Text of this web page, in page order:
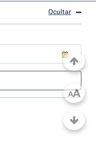
Ocultar
o calendário; Use as
AA